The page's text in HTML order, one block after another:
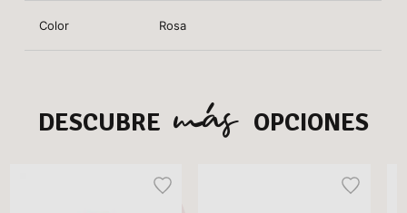
Color Rosa
DESCUBRE más OPCIONES